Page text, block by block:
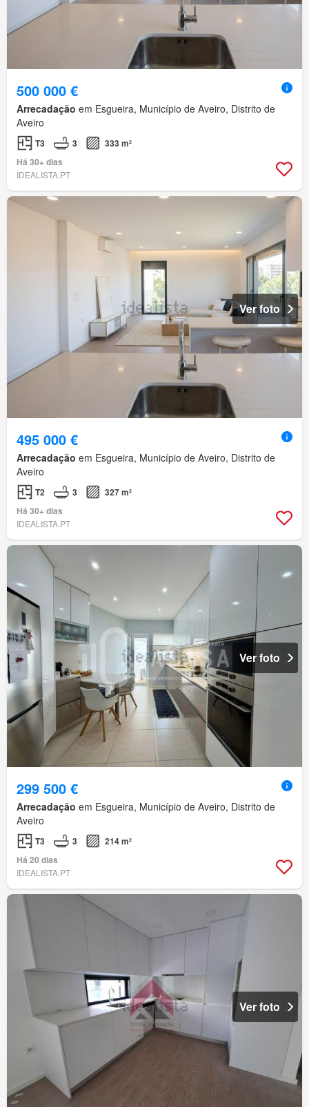
500 000 €
Arrecadação em Esgueira, Município de Aveiro, Distrito de
Aveiro
T3 3
333 m²
Há 30+ dias
IDEALISTA.PT
Ver foto
495 000 €
Arrecadação em Esgueira, Município de Aveiro, Distrito de
Aveiro
T2 3
327 m²
Há 30+ dias
IDEALISTA.PT
Ver foto
299 500 €
Arrecadação em Esgueira, Município de Aveiro, Distrito de
Aveiro
T3 3
214 m²
Há 20 dias
IDEALISTA.PT
Ver foto